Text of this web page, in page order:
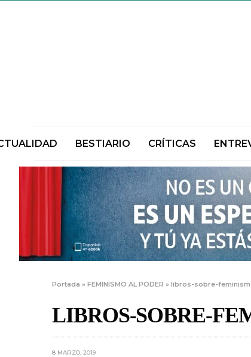
BESTIARIO CRÍTICAS
Portada »FEMINISMO AL PODER »libros-sobre-
LIBROS-SOBRE-
8 MARZO, 2019